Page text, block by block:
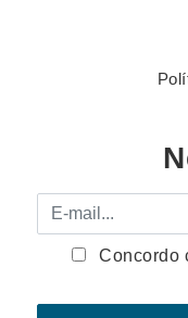
E-mail
Concordo